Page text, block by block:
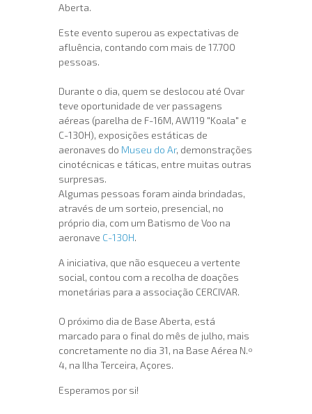
Aberta.
Este evento superou as expectativas de
afluência, contando com mais de 17.700
pessoas.
Durante o dia, quem se deslocou até Ovar
teve oportunidade de ver passagens
aéreas (parelha de F-16M, AW119 "Koala" e
C-130H), exposições estáticas de
aeronaves do Museu do Ar, demonstrações
cinotécnicas e táticas, entre muitas outras
surpresas.
Algumas pessoas foram ainda brindadas,
através de um sorteio, presencial, no
próprio dia, com um Batismo de Voo na
aeronave C-130H.
A iniciativa, que não esqueceu a vertente
social, contou com a recolha de doações
monetárias para a associação CERCIVAR.
O próximo dia de Base Aberta, está
marcado para o final do mês de julho, mais
concretamente no dia 31, na Base Aérea N.º
4, na Ilha Terceira, Açores.
Esperamos por si!